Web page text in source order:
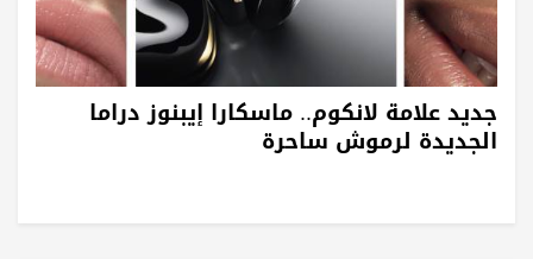
جديد علامة لانكوم.. ماسكارا إيبنوز دراما
الجديدة لرموش ساحرة